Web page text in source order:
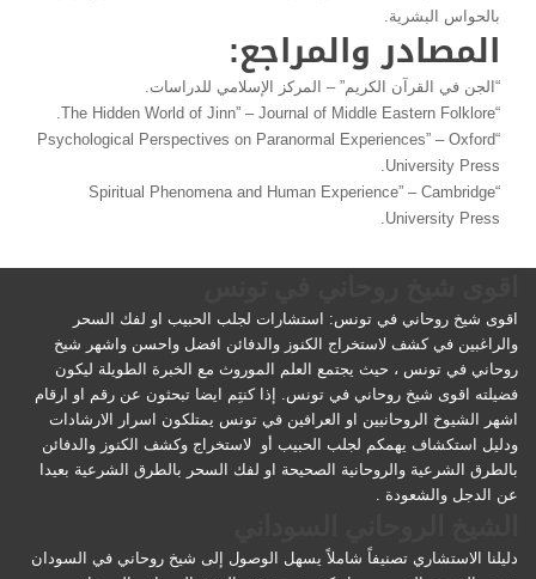
بالحواس البشرية.
المصادر والمراجع:
“الجن في القرآن الكريم” – المركز الإسلامي للدراسات.
“The Hidden World of Jinn” – Journal of Middle Eastern Folklore.
“Psychological Perspectives on Paranormal Experiences” – Oxford
University Press.
“Spiritual Phenomena and Human Experience” – Cambridge
University Press.
اقوى شيخ روحاني في تونس: استشارات لجلب الحبيب او لفك السحر
والراغبين في كشف لاستخراج الكنوز والدفائن افضل واحسن واشهر شيخ
روحاني في تونس ، حيث يجتمع العلم الموروث مع الخبرة الطويلة ليكون
فضيلته اقوى شيخ روحاني في تونس. إذا كنتِم ايضا تبحثون عن رقم او ارقام
اشهر الشيوخ الروحانيين او العرافين في تونس يمتلكون اسرار الارشادات
ودليل استكشاف يهمكم لجلب الحبيب أو لاستخراج وكشف الكنوز والدفائن
بالطرق الشرعية والروحانية الصحيحة او لفك السحر بالطرق الشرعية بعيدا
عن الدجل والشعودة .
دليلنا الاستشاري تصنيفاً شاملاً يسهل الوصول إلى شيخ روحاني في السودان